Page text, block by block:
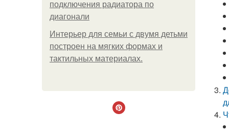
подключения радиатора по
диагонали
Интерьер для семьи с двумя детьми
построен на мягких формах и
тактильных материалах.